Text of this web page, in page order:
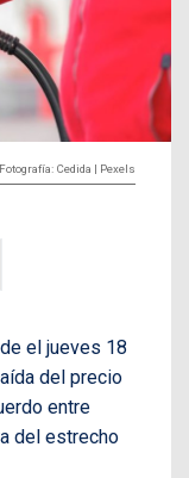
Fotografía: Cedida | Pexels
el jueves 18
del precio
entre
del estrecho